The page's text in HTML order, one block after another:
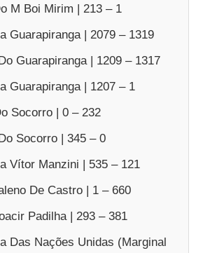
M Boi Mirim | 213 – 1
Guarapiranga | 2079 – 1319
Guarapiranga | 1209 – 1317
Guarapiranga | 1207 – 1
Socorro | 0 – 232
Socorro | 345 – 0
Vítor Manzini | 535 – 121
De Castro | 1 – 660
Padilha | 293 – 381
Das Nações Unidas (Marginal